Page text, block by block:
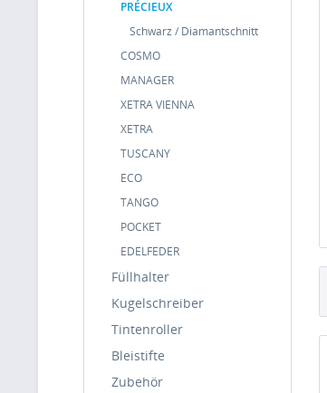
PRÉCIEUX
Schwarz / Diamantschnitt
COSMO
MANAGER
XETRA VIENNA
XETRA
TUSCANY
ECO
TANGO
POCKET
EDELFEDER
Füllhalter
Kugelschreiber
Tintenroller
Bleistifte
Zubehör